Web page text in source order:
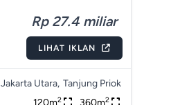
Rp 27.4 miliar
LIHAT IKLAN
Jakarta Utara, Tanjung Priok
120m2 360m2